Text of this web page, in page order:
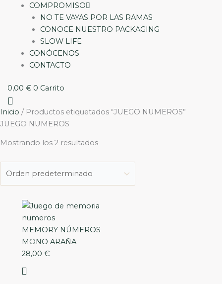
COMPROMISO
NO TE VAYAS POR LAS RAMAS
CONOCE NUESTRO PACKAGING
SLOW LIFE
CONÓCENOS
CONTACTO
0,00 € 0 Carrito
Inicio / Productos etiquetados “JUEGO NUMEROS”
JUEGO NUMEROS
Mostrando los 2 resultados
MEMORY NÚMEROS
MONO ARAÑA
28,00 €